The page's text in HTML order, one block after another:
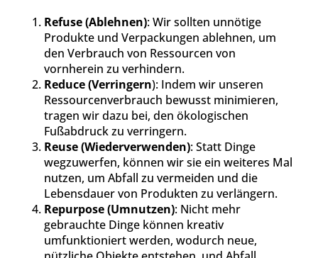
Refuse (Ablehnen): Wir sollten unnötige
Produkte und Verpackungen ablehnen, um
den Verbrauch von Ressourcen von
vornherein zu verhindern.
Reduce (Verringern): Indem wir unseren
Ressourcenverbrauch bewusst minimieren,
tragen wir dazu bei, den ökologischen
Fußabdruck zu verringern.
Reuse (Wiederverwenden): Statt Dinge
wegzuwerfen, können wir sie ein weiteres Mal
nutzen, um Abfall zu vermeiden und die
Lebensdauer von Produkten zu verlängern.
Repurpose (Umnutzen): Nicht mehr
gebrauchte Dinge können kreativ
umfunktioniert werden, wodurch neue,